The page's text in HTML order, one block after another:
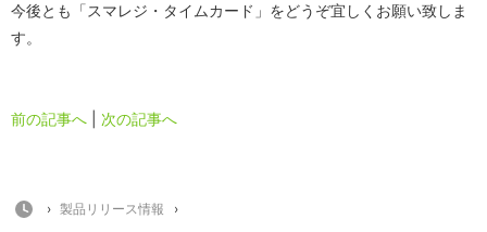
今後とも「スマレジ・タイムカード」をどうぞ宜しくお願い致しま
す。
前の記事へ 次の記事へ
HOME
› 製品リリース情報
›